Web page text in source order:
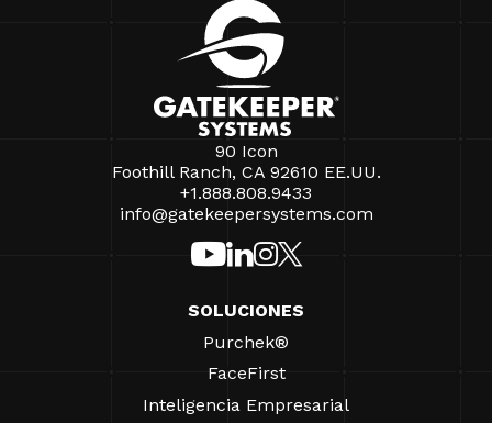
90 Icon
Foothill Ranch, CA 92610 EE.UU.
+1.888.808.9433
info@gatekeepersystems.com
SOLUCIONES
Purchek®
FaceFirst
Inteligencia Empresarial